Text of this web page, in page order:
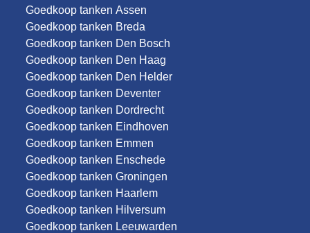
Goedkoop tanken Assen
Goedkoop tanken Breda
Goedkoop tanken Den Bosch
Goedkoop tanken Den Haag
Goedkoop tanken Den Helder
Goedkoop tanken Deventer
Goedkoop tanken Dordrecht
Goedkoop tanken Eindhoven
Goedkoop tanken Emmen
Goedkoop tanken Enschede
Goedkoop tanken Groningen
Goedkoop tanken Haarlem
Goedkoop tanken Hilversum
Goedkoop tanken Leeuwarden